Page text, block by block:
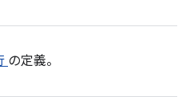
の定義。